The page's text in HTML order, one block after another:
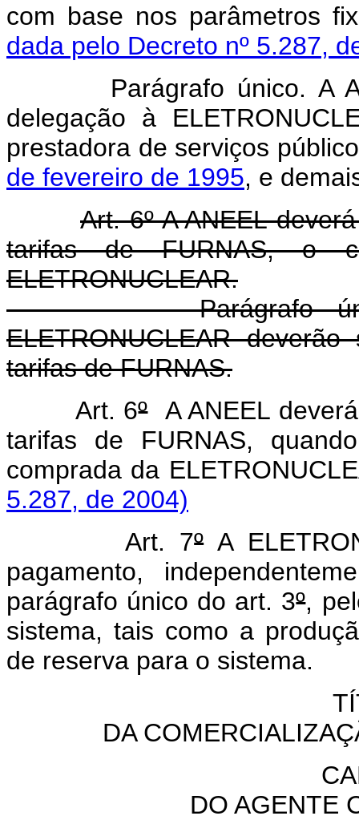
com base nos parâmetros
dada pelo Decreto nº 5.287,
Parágrafo único. A
delegação à
prestadora de serviços
de fevereiro de 1995, e
Art. 6º A ANEEL
tarifas de FURNAS, o
ELETRONUCLEAR.
Parágrafo único.
ELETRONUCLEAR
tarifas de FURNAS.
Art. 6ºA ANEEL
tarifas de FURNAS,
comprada da
5.287, de 2004)
Art. 7ºA
pagamento,
parágrafo único do art. 3º,
sistema, tais como a
de reserva para o sistema.
DA
DO AGENTE